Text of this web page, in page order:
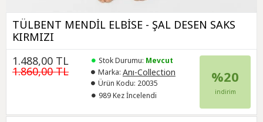
TÜLBENT MENDİL ELBİSE - ŞAL DESEN SAKS
KIRMIZI
1.488,00 TL
1.860,00 TL
Stok Durumu: Mevcut
Marka: Anı-Collection
Ürün Kodu: 20035
989 Kez İncelendi
%20
indirim